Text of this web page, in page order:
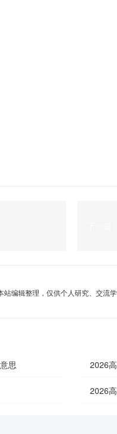
编辑整理，仅供个人研究、交流
思 2026
南
2026